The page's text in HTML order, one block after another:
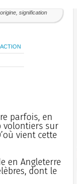
signification
parfois, en
volontiers sur
vient cette
en Angleterre
dont le